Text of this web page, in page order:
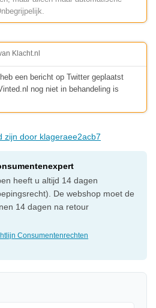
Klacht.nl
een bericht op Twitter geplaatst
nog niet in behandeling is
zijn door klageraee2acb7
heeft u altijd 14 dagen
De webshop moet de
14 dagen na retour
Consumentenrechten